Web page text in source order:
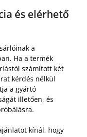
és elérhető
a
Ha a termék
számított két
kérdés nélkül
a gyártó
illetően, és
kínál, hogy